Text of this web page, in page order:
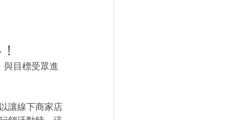
目標受眾進
讓線下商家店